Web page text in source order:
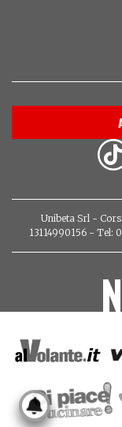
Unibeta Srl -
13114990156 - Tel: